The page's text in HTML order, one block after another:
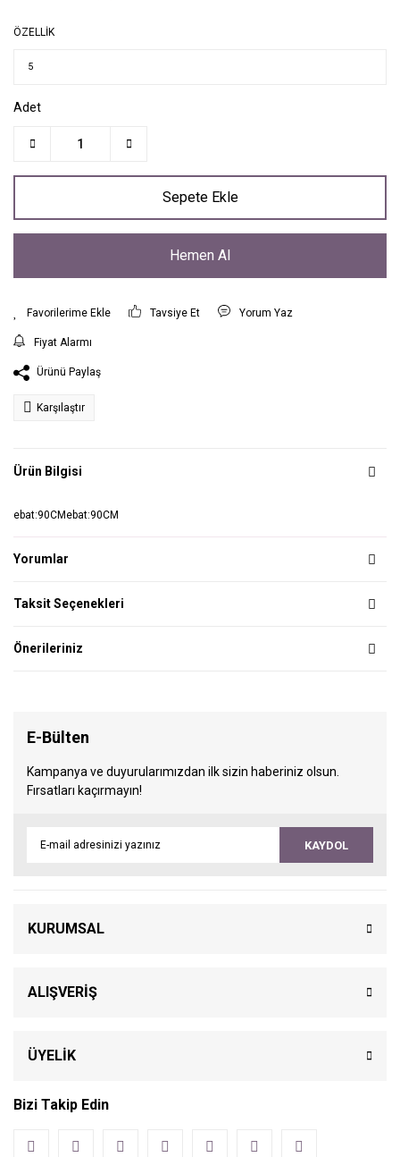
ÖZELLİK
Adet
Sepete Ekle
Hemen Al
Tavsiye Et Yorum Yaz
Fiyat Alarmı
Ürünü Paylaş
Karşılaştır
Ürün Bilgisi
ebat:90CMebat:90CM
Yorumlar
Taksit Seçenekleri
Önerileriniz
E-Bülten
Kampanya ve duyurularımızdan ilk sizin haberiniz olsun.
Fırsatları kaçırmayın!
KAYDOL
KURUMSAL
ALIŞVERİŞ
ÜYELİK
Bizi Takip Edin